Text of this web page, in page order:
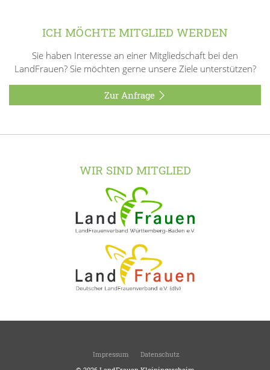
ICH MÖCHTE MITGLIED WERDEN
Sie haben Interesse an einer Mitgliedschaft bei den
LandFrauen? Sie möchten gerne unsere Ziele unterstützen?
Zur Anfrage
WIR SIND MITGLIED
Impressum
Datenschutz